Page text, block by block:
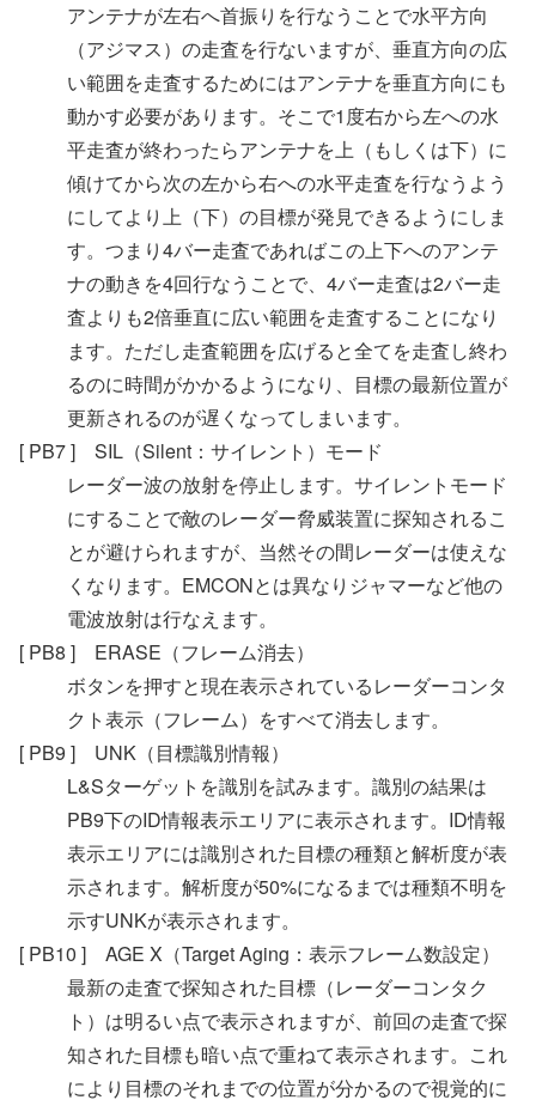
アンテナが左右へ首振りを行なうことで水平方向
（アジマス）の走査を行ないますが、垂直方向の広
い範囲を走査するためにはアンテナを垂直方向にも
動かす必要があります。そこで1度右から左への水
平走査が終わったらアンテナを上（もしくは下）に
傾けてから次の左から右への水平走査を行なうよう
にしてより上（下）の目標が発見できるようにしま
す。つまり4バー走査であればこの上下へのアンテ
ナの動きを4回行なうことで、4バー走査は2バー走
査よりも2倍垂直に広い範囲を走査することになり
ます。ただし走査範囲を広げると全てを走査し終わ
るのに時間がかかるようになり、目標の最新位置が
更新されるのが遅くなってしまいます。
[ PB7 ] SIL（Silent：サイレント）モード
レーダー波の放射を停止します。サイレントモード
にすることで敵のレーダー脅威装置に探知されるこ
とが避けられますが、当然その間レーダーは使えな
くなります。EMCONとは異なりジャマーなど他の
電波放射は行なえます。
[ PB8 ] ERASE（フレーム消去）
ボタンを押すと現在表示されているレーダーコンタ
クト表示（フレーム）をすべて消去します。
[ PB9 ] UNK（目標識別情報）
L&Sターゲットを識別を試みます。識別の結果は
PB9下のID情報表示エリアに表示されます。ID情報
表示エリアには識別された目標の種類と解析度が表
示されます。解析度が50%になるまでは種類不明を
示すUNKが表示されます。
[ PB10 ] AGE X（Target Aging：表示フレーム数設定）
最新の走査で探知された目標（レーダーコンタク
ト）は明るい点で表示されますが、前回の走査で探
知された目標も暗い点で重ねて表示されます。これ
により目標のそれまでの位置が分かるので視覚的に